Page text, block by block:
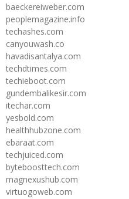
baeckereiweber.com
peoplemagazine.info
techashes.com
canyouwash.co
havadisantalya.com
techdtimes.com
techieboot.com
gundembalikesir.com
itechar.com
yesbold.com
healthhubzone.com
ebaraat.com
techjuiced.com
byteboosttech.com
magnexushub.com
virtuogoweb.com